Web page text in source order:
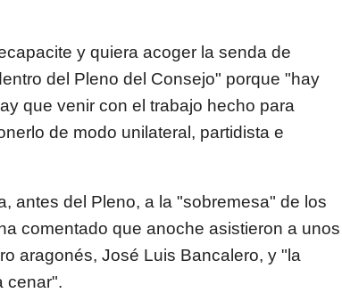
y quiera acoger la senda de
del Pleno del Consejo" porque "hay
que venir con el trabajo hecho para
de modo unilateral, partidista e
antes del Pleno, a la "sobremesa" de los
comentado que anoche asistieron a unos
aragonés, José Luis Bancalero, y "la
cenar".